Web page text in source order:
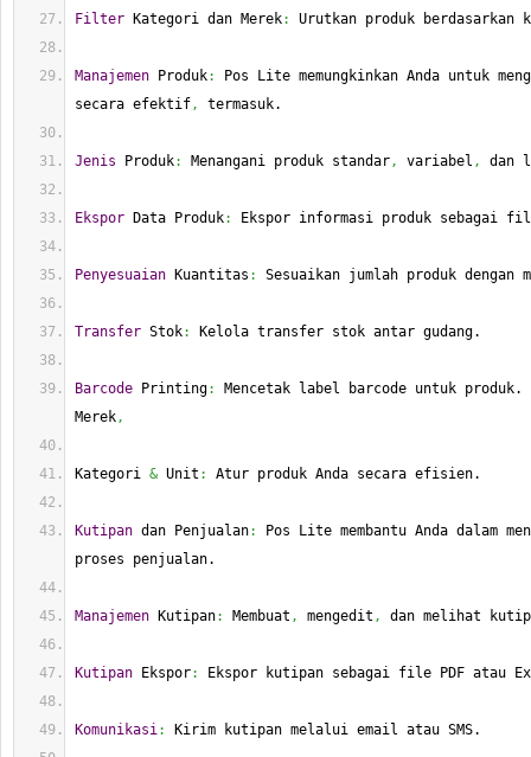
Filter Kategori dan Merek: Urutkan produk berdasarkan
Manajemen Produk:
Pos Lite memungkinkan Anda untuk
secara efektif, termasuk.
Jenis Produk: Menangani produk standar, variabel , dan
Ekspor Data Produk: Ekspor informasi produk sebagai
Penyesuaian Kuantitas : Sesuaikan jumlah produk dengan
Transfer Stok: Kelola transfer stok antar gudang.
Barcode Printing:
Mencetak label barcode untuk produk.
Merek,
Kategori & Unit : Atur produk Anda secara efisien.
Kutipan dan Penjualan:
Pos Lite membantu Anda dalam
proses penjualan.
Manajemen Kutipan: Membuat , mengedit , dan melihat
Kutipan Ekspor: Ekspor kutipan sebagai file PDF atau
Komunikasi: Kirim kutipan melalui email atau SMS.